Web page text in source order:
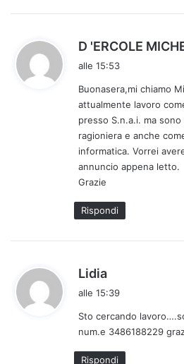
D 'ERCOLE
alle 15:53
Buonasera,mi chiamo
attualmente lavoro
presso S.n.a.i. ma
ragioniera e anche
informatica. Vorrei
annuncio appena letto.
Grazie
Rispondi
Lidia
e
t
t
alle 15:39
Sto cercando
num.e 3486188229
Rispondi